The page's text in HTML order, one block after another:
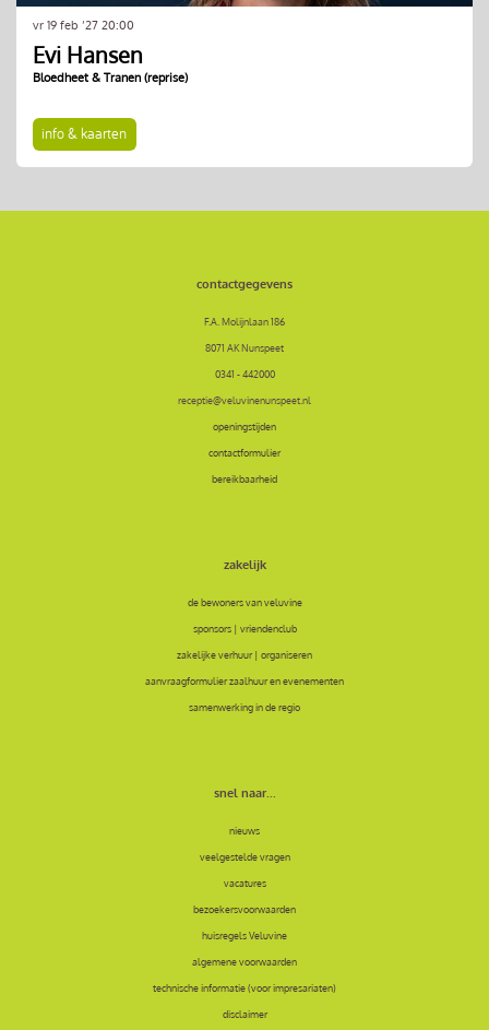
Evi Hansen
Bloedheet & Tranen (reprise)
vr 19 feb ’27 20:00
info & kaarten
contactgegevens
F.A. Molijnlaan 186
8071 AK Nunspeet
0341 - 442000
receptie@veluvinenunspeet.nl
openingstijden
contactformulier
bereikbaarheid
zakelijk
de bewoners van veluvine
sponsors | vriendenclub
zakelijke verhuur | organiseren
aanvraagformulier zaalhuur en evenementen
samenwerking in de regio
snel naar...
nieuws
veelgestelde vragen
vacatures
bezoekersvoorwaarden
huisregels Veluvine
algemene voorwaarden
technische informatie (voor impresariaten)
disclaimer